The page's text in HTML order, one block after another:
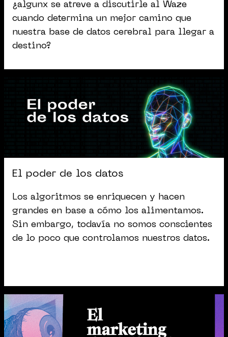
¿algunx se atreve a discutirle al Waze
cuando determina un mejor camino que
nuestra base de datos cerebral para llegar a
destino?
El poder de los datos
Los algoritmos se enriquecen y hacen
grandes en base a cómo los alimentamos.
Sin embargo, todavía no somos conscientes
de lo poco que controlamos nuestros datos.